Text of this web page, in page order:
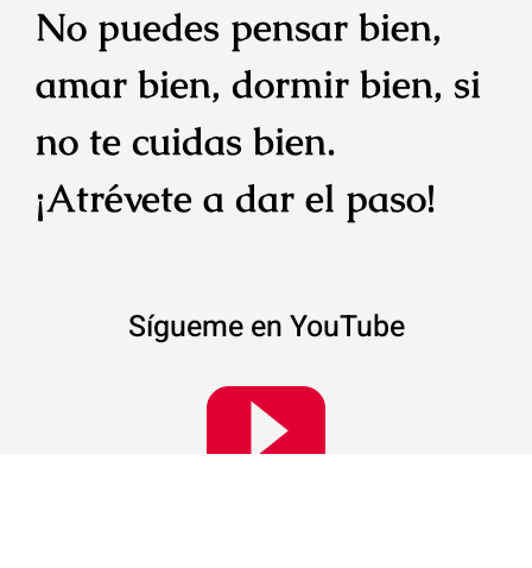
No puedes pensar bien,
amar bien, dormir bien, si
no te cuidas bien.
¡Atrévete a dar el paso!
Sígueme en YouTube